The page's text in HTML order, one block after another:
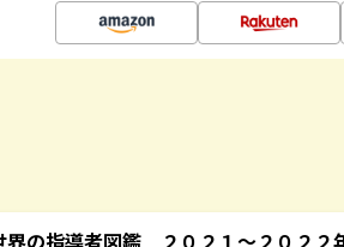
の指導者図鑑 ２０２１～２０２２